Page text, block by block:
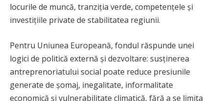
locurile de muncă, tranziția verde, competențele și
investițiile private de stabilitatea regiunii.
Pentru Uniunea Europeană, fondul răspunde unei
logici de politică externă și dezvoltare: susținerea
antreprenoriatului social poate reduce presiunile
generate de șomaj, inegalitate, informalitate
economică și vulnerabilitate climatică, fără a se limita